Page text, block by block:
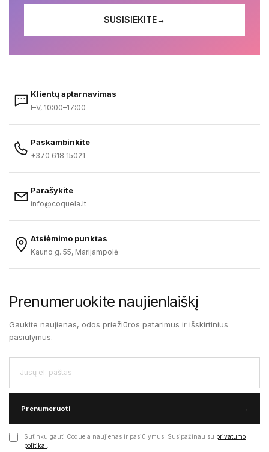
SUSISIEKITE→
Klientų aptarnavimas
I–V, 10:00–17:00
Paskambinkite
+370 618 15021
Parašykite
info@coquela.lt
Atsiėmimo punktas
Kauno g. 55, Marijampolė
Prenumeruokite naujienlaiškį
Gaukite naujienas, odos priežiūros patarimus ir išskirtinius
pasiūlymus.
Prenumeruoti →
Sutinku gauti Coquela naujienas ir pasiūlymus. Susipažinau su privatumo
politika